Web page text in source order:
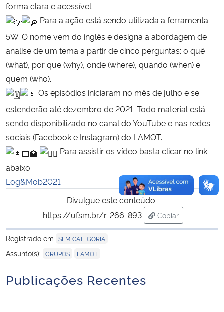
forma clara e acessível.
Para a ação está sendo utilizada a ferramenta
5W. O nome vem do inglês e designa a abordagem de
análise de um tema a partir de cinco perguntas: o quê
(what), por que (why), onde (where), quando (when) e
quem (who).
Os episódios iniciaram no mês de julho e se
estenderão até dezembro de 2021. Todo material está
sendo disponibilizado no canal do YouTube e nas redes
sociais (Facebook e Instagram) do LAMOT.
Para assistir os vídeo basta clicar no link
abaixo.
Log&Mob2021
Divulgue este conteúdo:
https://ufsm.br/r-266-893
Copiar
para área de
Registrado em SEM CATEGORIA
Assunto(s): GRUPOS LAMOT
Publicações Recentes